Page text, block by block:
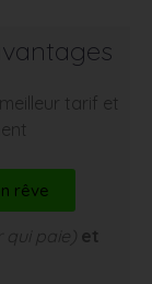
tarif et
rêve
qui paie) et